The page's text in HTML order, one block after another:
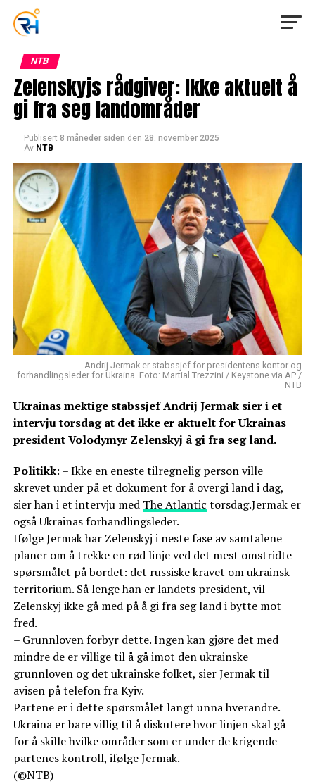
NTB
Zelenskyjs rådgiver: Ikke aktuelt å
gi fra seg landområder
Publisert 8 måneder siden den 28. november 2025
Av NTB
Andrij Jermak er stabssjef for presidentens kontor og
forhandlingsleder for Ukraina. Foto: Martial Trezzini / Keystone via AP /
NTB
Ukrainas mektige stabssjef Andrij Jermak sier i et
intervju torsdag at det ikke er aktuelt for Ukrainas
president Volodymyr Zelenskyj å gi fra seg land.
Politikk: – Ikke en eneste tilregnelig person ville
skrevet under på et dokument for å overgi land i dag,
sier han i et intervju med The Atlantic torsdag.Jermak er
også Ukrainas forhandlingsleder.
Ifølge Jermak har Zelenskyj i neste fase av samtalene
planer om å trekke en rød linje ved det mest omstridte
spørsmålet på bordet: det russiske kravet om ukrainsk
territorium. Så lenge han er landets president, vil
Zelenskyj ikke gå med på å gi fra seg land i bytte mot
fred.
– Grunnloven forbyr dette. Ingen kan gjøre det med
mindre de er villige til å gå imot den ukrainske
grunnloven og det ukrainske folket, sier Jermak til
avisen på telefon fra Kyiv.
Partene er i dette spørsmålet langt unna hverandre.
Ukraina er bare villig til å diskutere hvor linjen skal gå
for å skille hvilke områder som er under de krigende
partenes kontroll, ifølge Jermak.
(©NTB)